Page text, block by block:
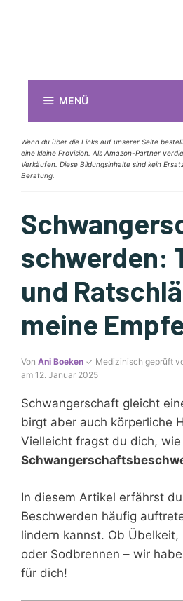
MENÜ
Wenn du über die Links auf unserer Seite
eine kleine Provision. Als Amazon-Partner
Verkäufen. Diese Bildungsinhalte sind kein
Beratung.
schwerden:
und
meine
Von Ani Boeken ✓ Medizinisch geprüft
am 12. Januar 2025
Schwangerschaft gleicht
birgt aber auch körperliche
Vielleicht fragst du dich,
In diesem Artikel erfährst
Beschwerden häufig
lindern kannst. Ob Übelkeit,
oder Sodbrennen – wir
für dich!